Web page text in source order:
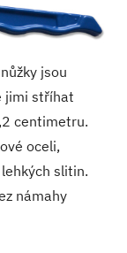
jsou
jimi stříhat
centimetru.
oceli,
slitin.
námahy